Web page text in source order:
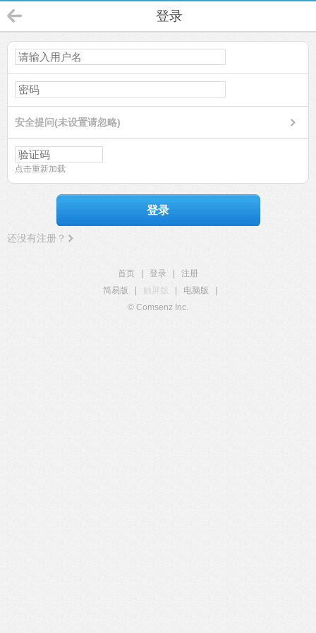
登录
安全提问(未设置请忽略)
点击重新加载
登录
还没有注册？
首页 登录
注册
简易版
触屏版 电脑版
© Comsenz Inc.